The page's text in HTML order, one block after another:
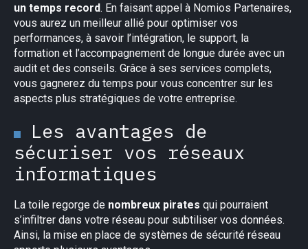
un temps record. En faisant appel à Nomios Partenaires,
vous aurez un meilleur allié pour optimiser vos
performances, à savoir l’intégration, le support, la
formation et l’accompagnement de longue durée avec un
audit et des conseils. Grâce à ses services complets,
vous gagnerez du temps pour vous concentrer sur les
aspects plus stratégiques de votre entreprise.
Les avantages de
sécuriser vos réseaux
informatiques
La toile regorge de nombreux pirates qui pourraient
s’infiltrer dans votre réseau pour subtiliser vos données.
Ainsi, la mise en place de systèmes de sécurité réseau